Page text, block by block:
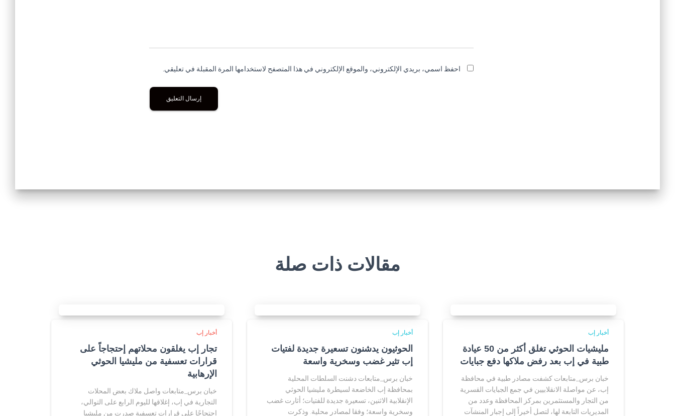
احفظ اسمي، بريدي الإلكتروني، والموقع الإلكتروني في هذا المتصفح لاستخدامها المرة المقبلة في تعليقي.
مقالات ذات صلة
أخبار إب
مليشيات الحوثي تغلق أكثر من 50 عيادة
طبية في إب بعد رفض ملاكها دفع جبايات
خبان برس_متابعات كشفت مصادر طبية في محافظة
إب، عن مواصلة الانقلابيين في جمع الجبايات القسرية
من التجار والمستثمرين بمركز المحافظة وعدد من
المديريات التابعة لها، لتصل أخيراً إلى إجبار المنشآت
أخبار إب
الحوثيون يدشنون تسعيرة جديدة لفتيات
إب تثير غضب وسخرية واسعة
خبان برس_متابعات دشنت السلطات المحلية
بمحافظة إب الخاضعة لسيطرة مليشيا الحوثي
الإنقلابية الاثنين، تسعيرة جديدة للفتيات؛ أثارت غضب
وسخرية واسعة؛ وفقا لمصادر محلية. وذكرت
أخبار إب
تجار إب يغلقون محلاتهم إحتجاجاً على
قرارات تعسفية من مليشيا الحوثي
الإرهابية
خبان برس_متابعات واصل ملاك بعض المحلات
التجارية في إب، إغلاقها لليوم الرابع على التوالي،
احتجاجًا على قرارات تعسفية صدرت من مليشيا